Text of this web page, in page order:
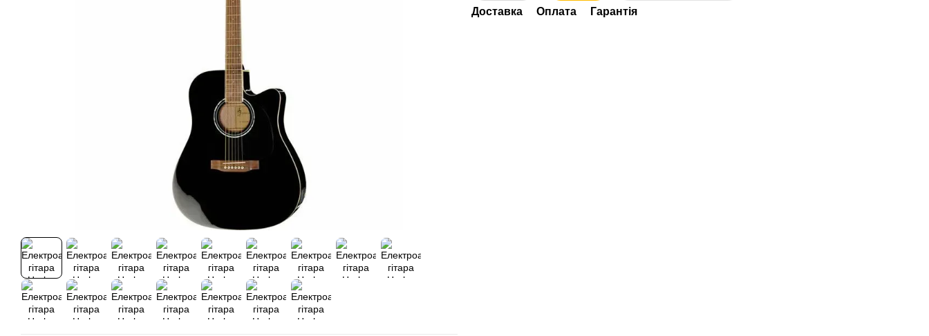
Доставка Оплата Гарантія